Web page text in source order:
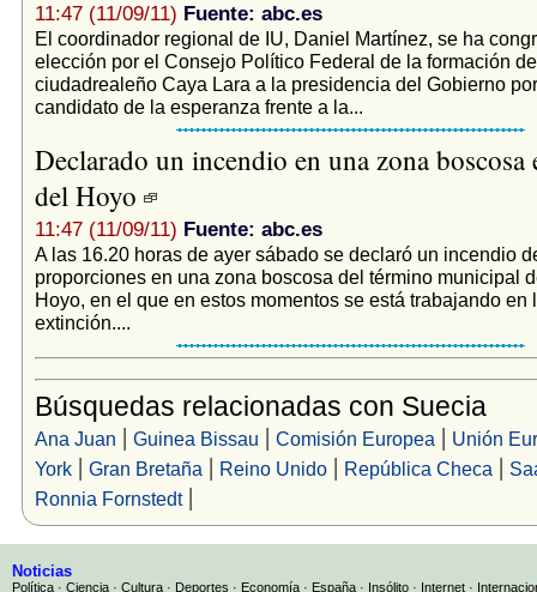
11:47 (11/09/11) Fuente: abc.es
El coordinador regional de IU, Daniel Martínez, se ha
elección por el Consejo Político Federal de la formación
ciudadrealeño Caya Lara a la presidencia del Gobierno
candidato de la esperanza frente a la...
Declarado un incendio en una zona boscosa
del Hoyo
11:47 (11/09/11) Fuente: abc.es
A las 16.20 horas de ayer sábado se declaró un incendio
proporciones en una zona boscosa del término municipal
Hoyo, en el que en estos momentos se está trabajando en
extinción....
Búsquedas relacionadas con Suecia
Ana Juan | Guinea Bissau | Comisión Europea | Unión
York| Gran Bretaña | Reino Unido| República Checa |
Ronnia Fornstedt|
Noticias
Política · Ciencia · Cultura · Deportes · Economía · España · Insólito · Internet ·